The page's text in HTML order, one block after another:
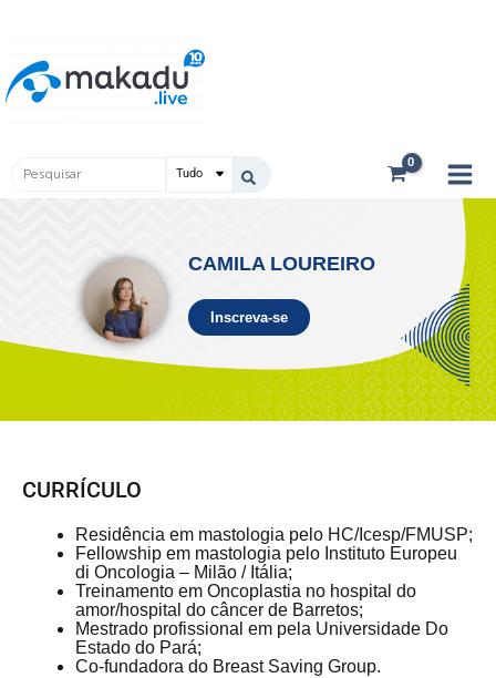
conteúdo
Pesquisar
CAMILA LOUREIRO
Inscreva-se
CURRÍCULO
Residência em mastologia pelo HC/Icesp/FMUSP;
Fellowship em mastologia pelo Instituto Europeu
di Oncologia – Milão / Itália;
Treinamento em Oncoplastia no hospital do
amor/hospital do câncer de Barretos;
Mestrado profissional em pela Universidade Do
Estado do Pará;
Co-fundadora do Breast Saving Group.